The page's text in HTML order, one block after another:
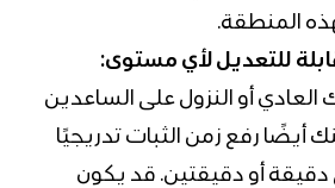
المنطقة.
للتعديل لأي مستوى:
العادي أو النزول على الساعدين
رفع زمن الثبات تدريجيًا
حتى دقيقة أو دقيقتين. قد يكون